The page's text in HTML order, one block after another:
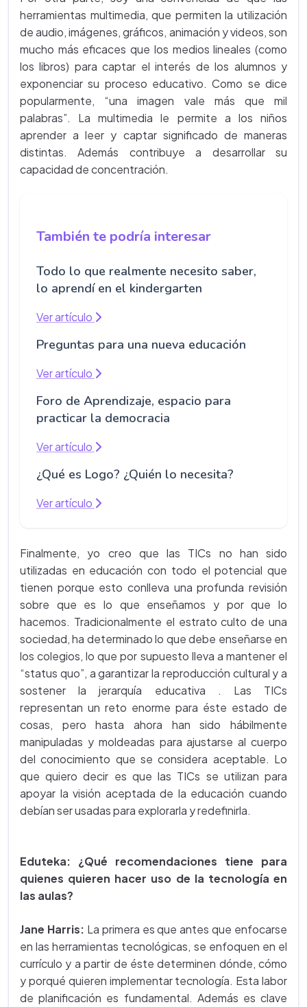
herramientas multimedia, que permiten la utilización
de audio, imágenes, gráficos, animación y videos, son
mucho más eficaces que los medios lineales (como
los libros) para captar el interés de los alumnos y
exponenciar su proceso educativo. Como se dice
popularmente, “una imagen vale más que mil
palabras”. La multimedia le permite a los niños
aprender a leer y captar significado de maneras
distintas. Además contribuye a desarrollar su
capacidad de concentración.
También te podría interesar
Todo lo que realmente necesito saber,
lo aprendí en el kindergarten
Ver artículo
Preguntas para una nueva educación
Ver artículo
Foro de Aprendizaje, espacio para
practicar la democracia
Ver artículo
¿Qué es Logo? ¿Quién lo necesita?
Ver artículo
Finalmente, yo creo que las TICs no han sido
utilizadas en educación con todo el potencial que
tienen porque esto conlleva una profunda revisión
sobre que es lo que enseñamos y por que lo
hacemos. Tradicionalmente el estrato culto de una
sociedad, ha determinado lo que debe enseñarse en
los colegios, lo que por supuesto lleva a mantener el
“status quo”, a garantizar la reproducción cultural y a
sostener la jerarquía educativa . Las TICs
representan un reto enorme para éste estado de
cosas, pero hasta ahora han sido hábilmente
manipuladas y moldeadas para ajustarse al cuerpo
del conocimiento que se considera aceptable. Lo
que quiero decir es que las TICs se utilizan para
apoyar la visión aceptada de la educación cuando
debían ser usadas para explorarla y redefinirla.
Eduteka: ¿Qué recomendaciones tiene para
quienes quieren hacer uso de la tecnología en
las aulas?
Jane Harris: La primera es que antes que enfocarse
en las herramientas tecnológicas, se enfoquen en el
currículo y a partir de éste determinen dónde, cómo
y porqué quieren implementar tecnología. Esta labor
de planificación es fundamental. Además es clave